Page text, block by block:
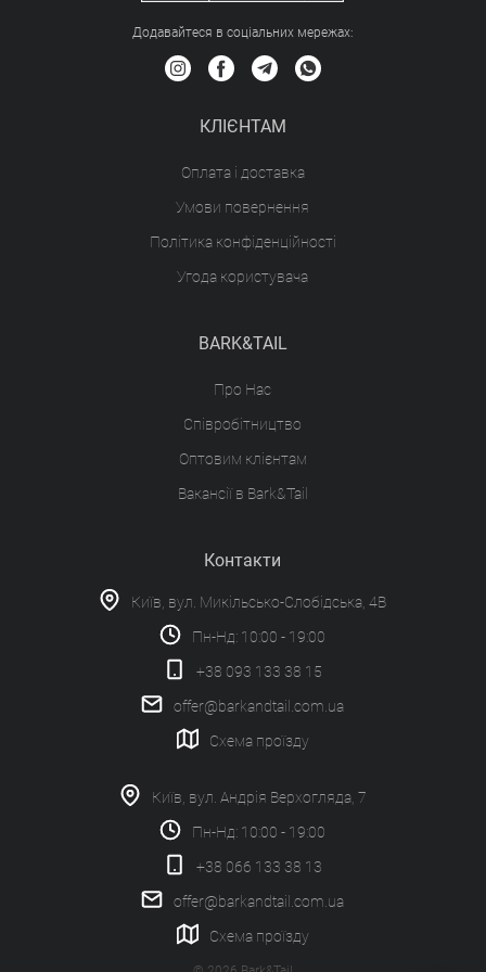
Додавайтеся в соціальних мережах:
КЛІЄНТАМ
Оплата і доставка
Умови повернення
Політика конфіденційності
Угода користувача
BARK&TAIL
Про Нас
Співробітництво
Оптовим клієнтам
Вакансії в Bark&Tail
Контакти
Київ, вул. Микільсько-Слобідська, 4В
Пн-Нд: 10:00 - 19:00
+38 093 133 38 15
offer@barkandtail.com.ua
Схема проїзду
Київ, вул. Андрія Верхогляда, 7
Пн-Нд: 10:00 - 19:00
+38 066 133 38 13
offer@barkandtail.com.ua
Схема проїзду